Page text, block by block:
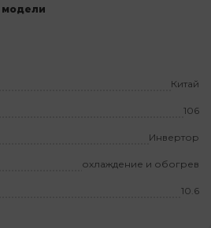
модели
Китай
106
Инвертор
охлаждение и обогрев
10.6